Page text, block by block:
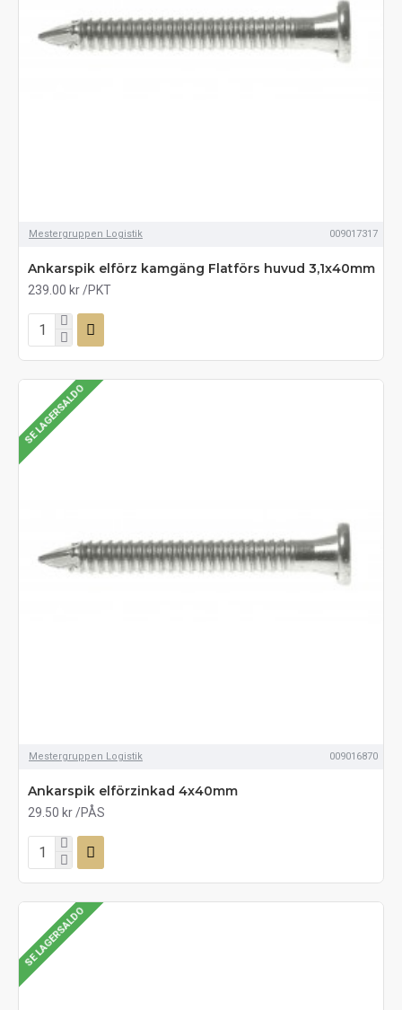
Mestergruppen Logistik 009017317
Ankarspik elförz kamgäng Flatförs huvud 3,1x40mm
239.00 kr /PKT
SE LAGERSALDO
Mestergruppen Logistik 009016870
Ankarspik elförzinkad 4x40mm
29.50 kr /PÅS
SE LAGERSALDO